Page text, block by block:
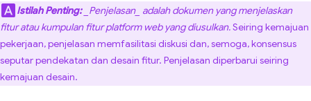
Istilah Penting:_Penjelasan_ adalah dokumen yang menjelaskan
fitur atau kumpulan fitur platform web yang diusulkan.Seiring kemajuan
pekerjaan, penjelasan memfasilitasi diskusi dan, semoga, konsensus
seputar pendekatan dan desain fitur. Penjelasan diperbarui seiring
kemajuan desain.